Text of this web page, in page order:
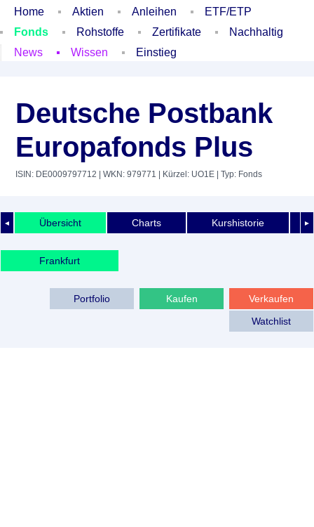
Home Aktien Anleihen
ETF/ETP
Fonds
Rohstoffe Zertifikate
Nachhaltig
News
Wissen Einstieg
Deutsche Postbank
Europafonds Plus
ISIN: DE0009797712 | WKN: 979771 | Kürzel: UO1E | Typ: Fonds
◄ ►
Übersicht Charts Kurshistorie
Frankfurt
Verkaufen
Kaufen
Portfolio
Watchlist